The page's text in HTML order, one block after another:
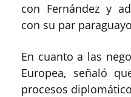
con Fernández y
con su par
En cuanto a las
Europea, señaló
procesos